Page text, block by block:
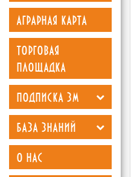
аграрная карта
торговая
площадка
подписка зм
база знаний
о нас